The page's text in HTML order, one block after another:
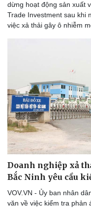
Ăn sạch sống khỏe
dừng hoạt động sản xuất
Trade Investment sau khi
việc xả thải gây ô nhiễm
Doanh nghiệp xả
Bắc Ninh yêu cầu
VOV.VN - Ủy ban nhân
văn về việc kiểm tra phản